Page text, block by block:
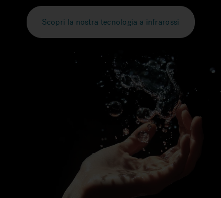
Scopri la nostra tecnologia a infrarossi